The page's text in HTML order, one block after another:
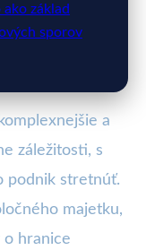
základ
sporov
a
záležitosti, s
podnik stretnúť.
majetku,
o hranice